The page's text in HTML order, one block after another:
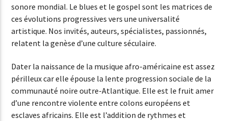
NSD RADIO
sonore mondial. Le blues et le gospel sont les matrices de
ces évolutions progressives vers une universalité
artistique. Nos invités, auteurs, spécialistes, passionnés,
relatent la genèse d’une culture séculaire.
Dater la naissance de la musique afro-américaine est assez
périlleux car elle épouse la lente progression sociale de la
communauté noire outre-Atlantique. Elle est le fruit amer
d’une rencontre violente entre colons européens et
esclaves africains. Elle est l’addition de rythmes et